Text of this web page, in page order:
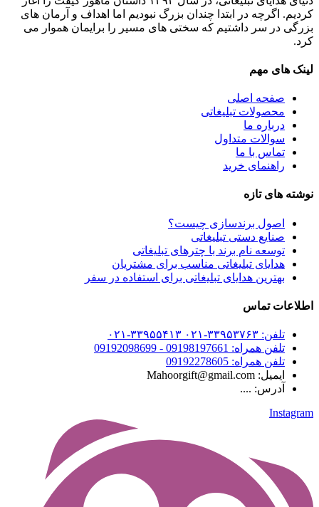
کردیم. اگرچه در ابتدا چندان بزرگ نبودیم اما اهداف و آرمان های
بزرگی در سر داشتیم که سختی های مسیر را برایمان هموار می
کرد.
لینک های مهم
صفحه اصلی
محصولات تبلیغاتی
درباره ما
سوالات متداول
تماس با ما
راهنمای خرید
نوشته های تازه
اصول برندسازی چیست؟
صنایع دستی تبلیغاتی
توسعه نام برند با چترهای تبلیغاتی
هدایای تبلیغاتی مناسب برای مشتریان
بهترین هدایای تبلیغاتی برای استفاده در سفر
اطلاعات تماس
تلفن: ۳۳۹۵۳۷۶۳-۰۲۱ ۳۳۹۵۵۴۱۳-۰۲۱
تلفن همراه: 09198197661 - 09192098699
تلفن همراه: 09192278605
ایمیل: Mahoorgift@gmail.com
آدرس: ....
Instagram